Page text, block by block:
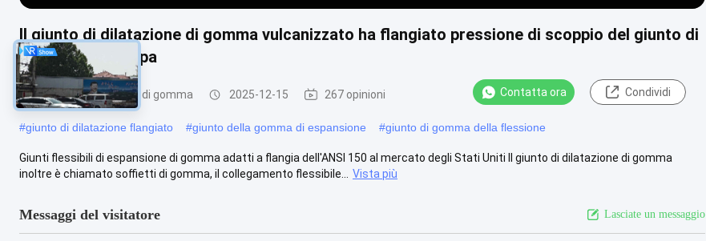
Time
Il giunto di dilatazione di gomma vulcanizzato ha flangiato pressione di scoppio del giunto di
dilatazione 8.0Mpa
Giunto di dilatazione di gomma 2025-12-15 267 opinioni Contatta ora Condividi
#giunto di dilatazione flangiato #giunto della gomma di espansione #giunto di gomma della flessione
Giunti flessibili di espansione di gomma adatti a flangia dell'ANSI 150 al mercato degli Stati Uniti Il giunto di dilatazione di gomma
inoltre è chiamato soffietti di gomma, il collegamento flessibile...
Vista più
Messaggi del visitatore Lasciate un messaggio